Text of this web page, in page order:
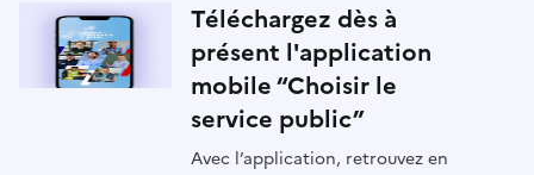
Téléchargez dès à
présent l'application
mobile “Choisir le
service public”
Avec l’application, retrouvez en